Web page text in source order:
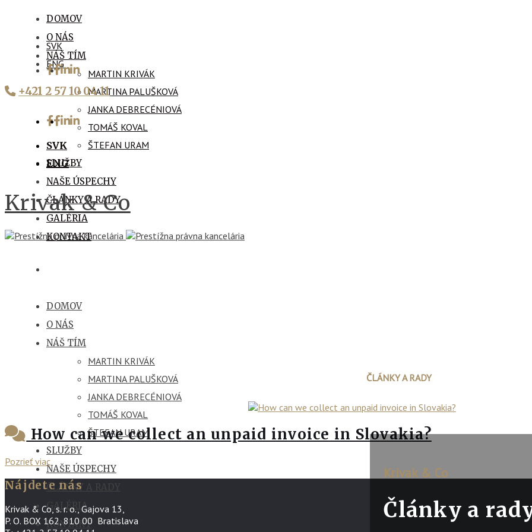
DOMOV
O NÁS
NÁŠ TÍM
MARTIN KRIVÁK
MARTINA PALUŠKOVÁ
JANKA DEBRECÉNIOVÁ
TOMÁŠ KOVAL
ŠTEFAN URAM
SLUŽBY
NAŠE ÚSPECHY
ČLÁNKY A RADY
GALÉRIA
KONTAKT
SVK
ENG
+421 2 57 10 04 11
SVK
ENG
Krivak & Co
DOMOV
O NÁS
NÁŠ TÍM
MARTIN KRIVÁK
MARTINA PALUŠKOVÁ
JANKA DEBRECÉNIOVÁ
TOMÁŠ KOVAL
ŠTEFAN URAM
SLUŽBY
NAŠE ÚSPECHY
ČLÁNKY A RADY
GALÉRIA
KONTAKT
Krivak & Co
Články a
ČLÁNKY A RADY
How can we collect an unpaid invoice in Slovakia?
Pozrieť viac
Nájdete nás
Krivak & Co, s. r. o., Gajova 13,
P. O. BOX 162, 810 00 Bratislava